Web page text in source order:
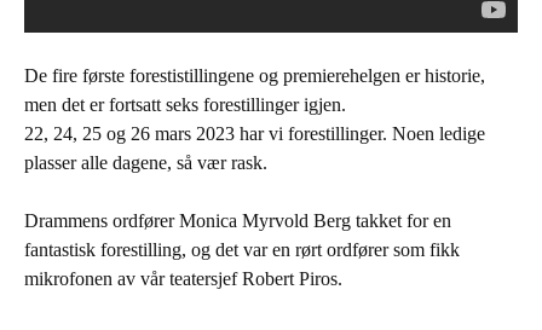
De fire første forestistillingene og premierehelgen er historie,
men det er fortsatt seks forestillinger igjen.
22, 24, 25 og 26 mars 2023 har vi forestillinger. Noen ledige
plasser alle dagene, så vær rask.
Drammens ordfører Monica Myrvold Berg takket for en
fantastisk forestilling, og det var en rørt ordfører som fikk
mikrofonen av vår teatersjef Robert Piros.